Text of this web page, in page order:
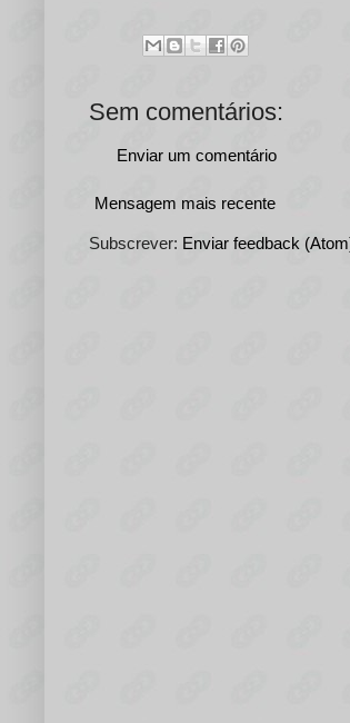
Sem comentários:
Enviar um comentário
Mensagem mais recente
Subscrever: Enviar feedback